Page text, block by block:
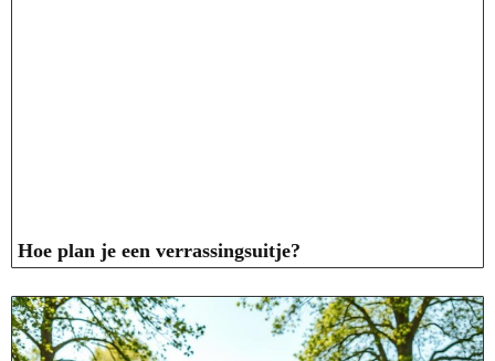
Hoe plan je een verrassingsuitje?